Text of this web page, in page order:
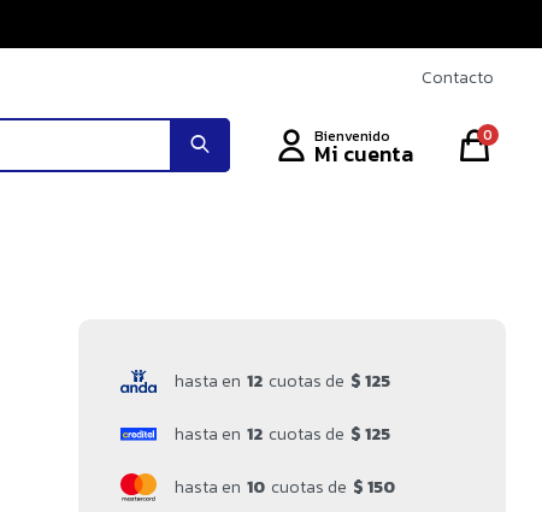
0
Contacto
hasta en 12 cuotas de $ 125
hasta en 12 cuotas de $ 125
hasta en 10 cuotas de $ 150